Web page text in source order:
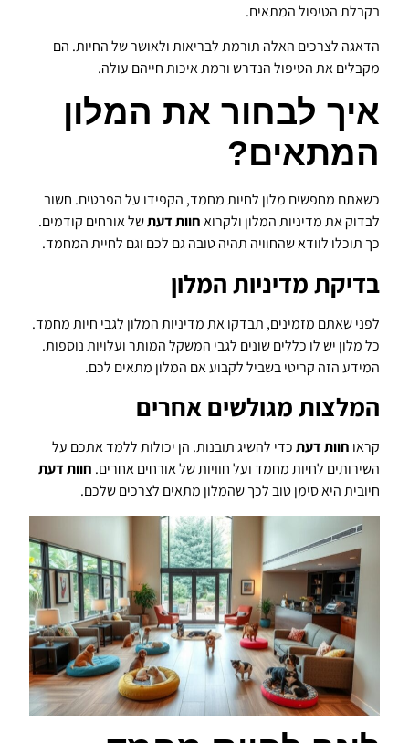
בקבלת הטיפול המתאים.
הדאגה לצרכים האלה תורמת לבריאות ולאושר של החיות. הם
מקבלים את הטיפול הנדרש ורמת איכות חייהם עולה.
איך לבחור את המלון
המתאים?
כשאתם מחפשים מלון לחיות מחמד, הקפידו על הפרטים. חשוב
לבדוק את מדיניות המלון ולקרואחוות דעתשל אורחים קודמים.
כך תוכלו לוודא שהחוויה תהיה טובה גם לכם וגם לחיית המחמד.
בדיקת מדיניות המלון
לפני שאתם מזמינים, תבדקו את מדיניות המלון לגבי חיות מחמד.
כל מלון יש לו כללים שונים לגבי המשקל המותר ועלויות נוספות.
המידע הזה קריטי בשביל לקבוע אם המלון מתאים לכם.
המלצות מגולשים אחרים
קראו חוות דעתכדי להשיג תובנות. הן יכולות ללמד אתכם על
השירותים לחיות מחמד ועל חוויות של אורחים אחרים. חוות דעת
חיובית היא סימן טוב לכך שהמלון מתאים לצרכים שלכם.